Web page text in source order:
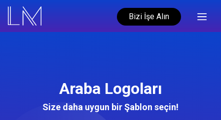
Bizi İşe Alın
Araba Logoları
Size daha uygun bir Şablon seçin!